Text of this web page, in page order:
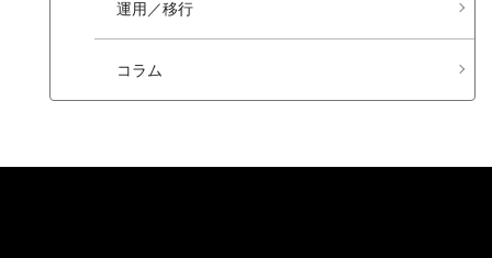
運用／移行
コラム